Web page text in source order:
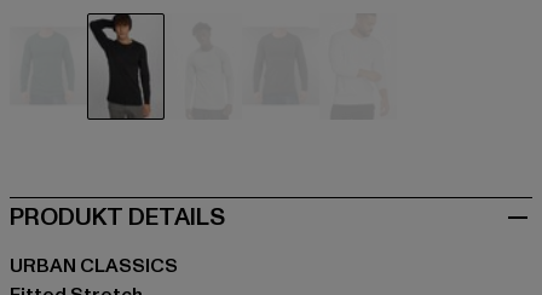
PRODUKT DETAILS
URBAN CLASSICS